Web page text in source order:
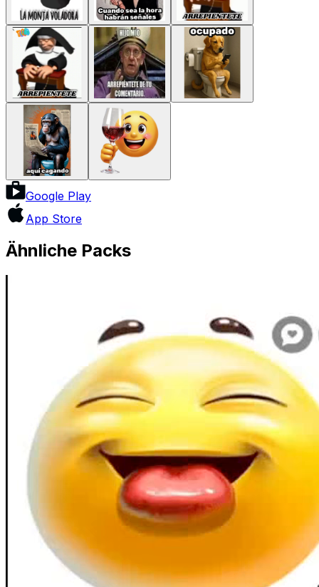
Google Play
App Store
Ähnliche Packs